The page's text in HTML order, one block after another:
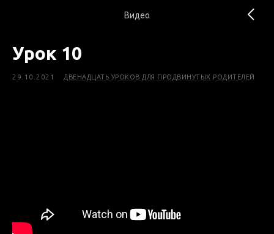
Видео
Урок 10
29.10.2021 ДВЕНАДЦАТЬ УРОКОВ ДЛЯ ПРОДВИНУТЫХ РОДИТЕЛЕЙ